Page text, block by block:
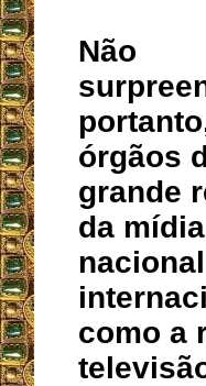
Não
órgãos
grande
da mídia
como a